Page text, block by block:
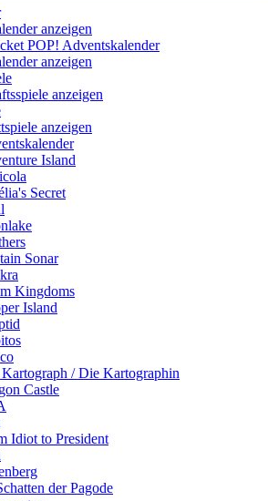
anzeigen
POP! Adventskalender
anzeigen
anzeigen
anzeigen
Island
Secret
Sonar
Kingdoms
Island
/ Die Kartographin
Castle
Idiot to President
der Pagode